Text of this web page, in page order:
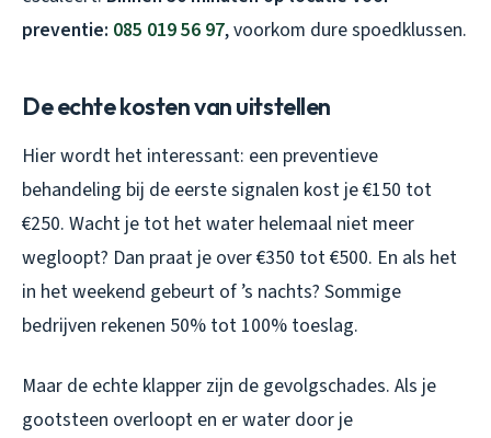
preventie: 085 019 56 97, voorkom dure spoedklussen.
De echte kosten van uitstellen
Hier wordt het interessant: een preventieve
behandeling bij de eerste signalen kost je €150 tot
€250. Wacht je tot het water helemaal niet meer
wegloopt? Dan praat je over €350 tot €500. En als het
in het weekend gebeurt of ’s nachts? Sommige
bedrijven rekenen 50% tot 100% toeslag.
Maar de echte klapper zijn de gevolgschades. Als je
gootsteen overloopt en er water door je